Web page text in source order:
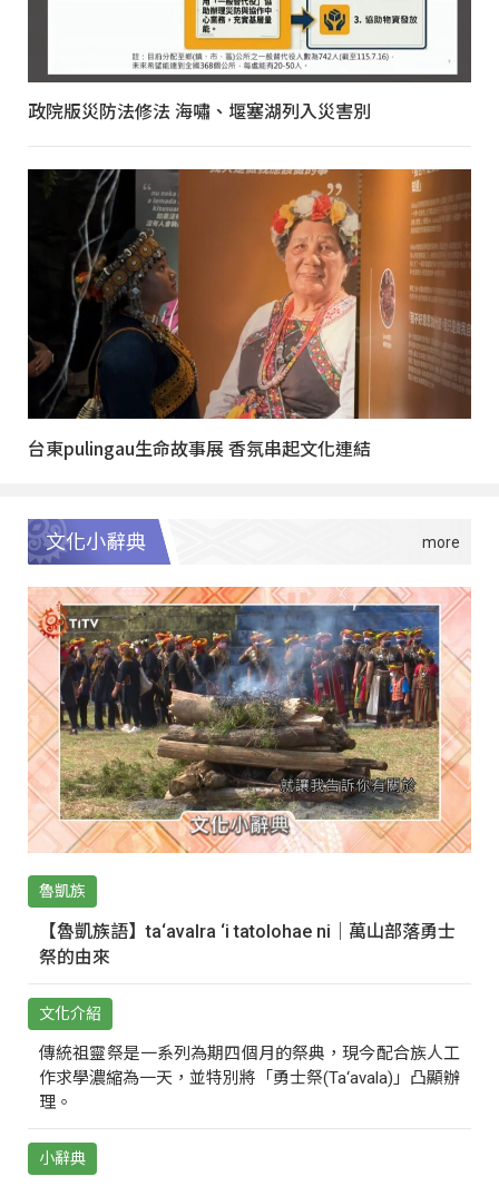
政院版災防法修法 海嘯、堰塞湖列入災害別
台東pulingau生命故事展 香氛串起文化連結
文化小辭典
魯凱族
【魯凱族語】ta‘avalra ‘i tatolohae ni｜萬山部落勇士
祭的由來
文化介紹
傳統祖靈祭是一系列為期四個月的祭典，現今配合族人工
作求學濃縮為一天，並特別將「勇士祭(Ta‘avala)」凸顯辦
理。
小辭典